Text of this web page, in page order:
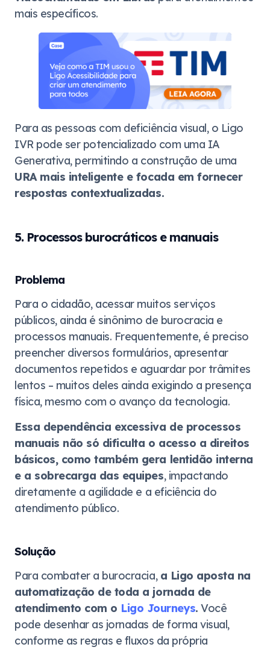
mais específicos.
Para as pessoas com deficiência visual, o Ligo
IVR pode ser potencializado com uma IA
Generativa, permitindo a construção de uma
URA mais inteligente e focada em fornecer
respostas contextualizadas.
5. Processos burocráticos e manuais
Problema
Para o cidadão, acessar muitos serviços
públicos, ainda é sinônimo de burocracia e
processos manuais. Frequentemente, é preciso
preencher diversos formulários, apresentar
documentos repetidos e aguardar por trâmites
lentos – muitos deles ainda exigindo a presença
física, mesmo com o avanço da tecnologia.
Essa dependência excessiva de processos
manuais não só dificulta o acesso a direitos
básicos, como também gera lentidão interna
e a sobrecarga das equipes, impactando
diretamente a agilidade e a eficiência do
atendimento público.
Solução
Para combater a burocracia, a Ligo aposta na
automatização de toda a jornada de
atendimento com o Ligo Journeys. Você
pode desenhar as jornadas de forma visual,
conforme as regras e fluxos da própria